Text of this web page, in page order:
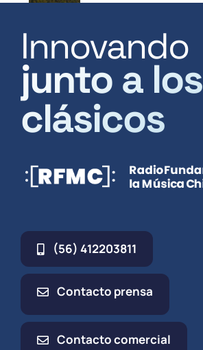
Innovando
junto a los
clásicos
(56) 412203811
Contacto prensa
Contacto comercial